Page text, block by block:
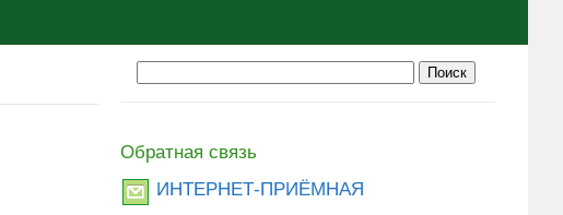
Обратная связь
ИНТЕРНЕТ-ПРИЁМНАЯ